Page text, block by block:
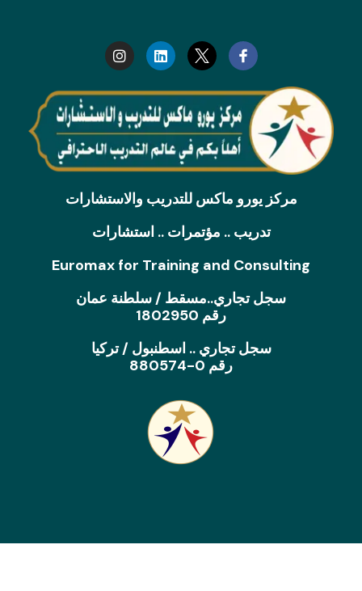
n
k
d
i
n
s
t
g
r
a
m
مركز يورو ماكس للتدريب والاستشارات
تدريب .. مؤتمرات .. استشارات
Euromax for Training and Consulting
سجل تجاري..مسقط / سلطنة عمان
رقم 1802950
سجل تجاري .. اسطنبول / تركيا
رقم 0-880574